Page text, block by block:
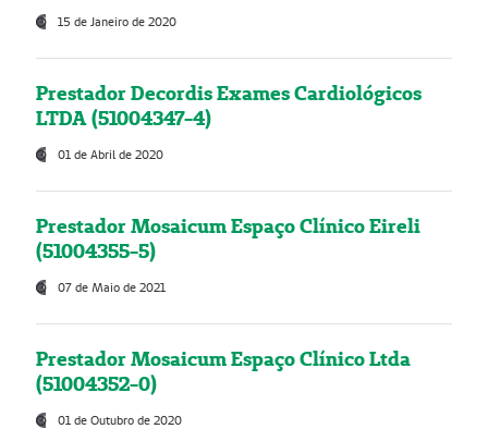
15 de Janeiro de 2020
Prestador Decordis Exames Cardiológicos
LTDA (51004347-4)
01 de Abril de 2020
Prestador Mosaicum Espaço Clínico Eireli
(51004355-5)
07 de Maio de 2021
Prestador Mosaicum Espaço Clínico Ltda
(51004352-0)
01 de Outubro de 2020